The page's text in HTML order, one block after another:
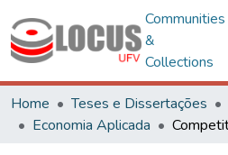
Communities
&
Collections
Home Teses e Dissertações
Economia Aplicada